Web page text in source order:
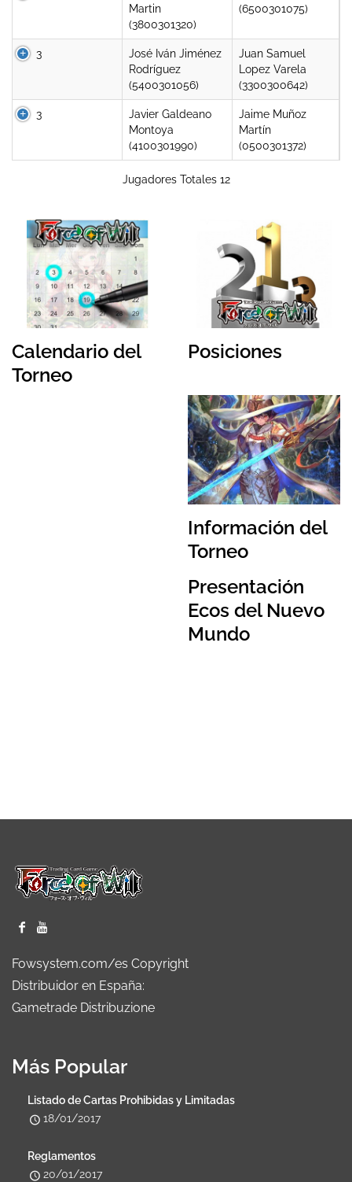
Martin
(3800301320)
(6500301075)
3
José Iván Jiménez
Rodríguez
(5400301056)
Juan Samuel
Lopez Varela
(3300300642)
3
Javier Galdeano
Montoya
(4100301990)
Jaime Muñoz
Martín
(0500301372)
Jugadores Totales 12
Calendario del
Torneo
Posiciones
Información del
Torneo
Presentación
Ecos del Nuevo
Mundo
Fowsystem.com/es Copyright
Distribuidor en España:
Gametrade Distribuzione
Más Popular
Listado de Cartas Prohibidas y Limitadas
18/01/2017
Reglamentos
20/01/2017